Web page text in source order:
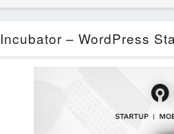
Incubator – WordPress